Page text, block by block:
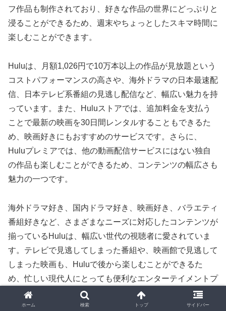
フ作品も制作されており、好きな作品の世界にどっぷりと
浸ることができるため、週末やちょっとしたスキマ時間に
楽しむことができます。
Huluは、月額1,026円で10万本以上の作品が見放題という
コストパフォーマンスの高さや、海外ドラマの日本最速配
信、日本テレビ系番組の見逃し配信など、幅広い魅力を持
っています。また、Huluストアでは、追加料金を支払う
ことで最新の映画を30日間レンタルすることもできるた
め、映画好きにもおすすめのサービスです。さらに、
Huluプレミアでは、他の動画配信サービスにはない独自
の作品も楽しむことができるため、コンテンツの幅広さも
魅力の一つです。
海外ドラマ好き、国内ドラマ好き、映画好き、バラエティ
番組好きなど、さまざまなニーズに対応したコンテンツが
揃っているHuluは、幅広い世代の視聴者に愛されていま
す。テレビで見逃してしまった番組や、映画館で見逃して
しまった映画も、Huluで後から楽しむことができるた
め、忙しい現代人にとっても便利なエンターテイメントプ
ラットフォームと言えるでしょう。Huluを使えば、自分
のペースで好きな作品を楽しむことができ、新しい作品に
ホーム 検索 トップ サイドバー